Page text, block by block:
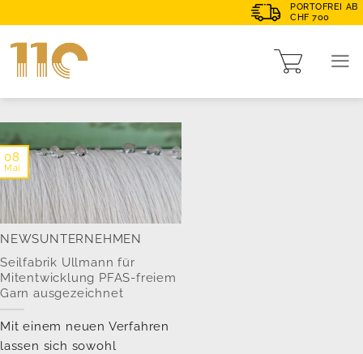
PORTOFREI AB
CHF 700
NEWSUNTERNEHMEN
Seilfabrik Ullmann für
Mitentwicklung PFAS-freiem
Garn ausgezeichnet
Mit einem neuen Verfahren
lassen sich sowohl
08
Mai